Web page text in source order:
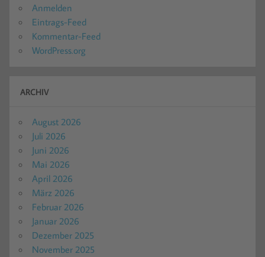
Anmelden
Eintrags-Feed
Kommentar-Feed
WordPress.org
ARCHIV
August 2026
Juli 2026
Juni 2026
Mai 2026
April 2026
März 2026
Februar 2026
Januar 2026
Dezember 2025
November 2025